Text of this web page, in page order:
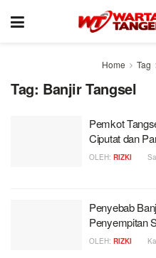
Home Tag
Tag: Banjir Tangsel
Pemkot
Ciputat dan
OLEH: RIZKI
Penyebab
Penyempitan
OLEH: RIZKI